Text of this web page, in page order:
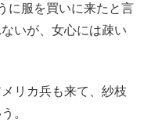
に服を買いに来たと言
いが、女心には疎い
リカ兵も来て、紗枝
。